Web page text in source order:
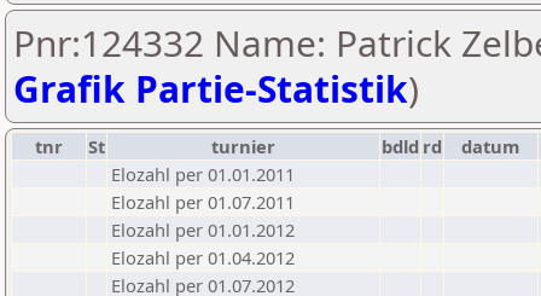
Pnr:124332 Name: Patrick
Grafik Partie-Statistik)
tnr St turnier bdld rd
datum
Elozahl per 01.01.2011
Elozahl per 01.07.2011
Elozahl per 01.01.2012
Elozahl per 01.04.2012
Elozahl per 01.07.2012